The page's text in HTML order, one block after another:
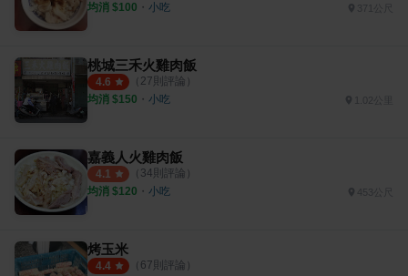
均消 $100 ・ 小吃
桃城三禾火雞肉飯
4.6 （ 27則評論）
均消 $150 ・ 小吃
嘉義人火雞肉飯
4.1 （ 34則評論）
均消 $120 ・ 小吃 453公尺
烤玉米
4.4 （ 67則評論）